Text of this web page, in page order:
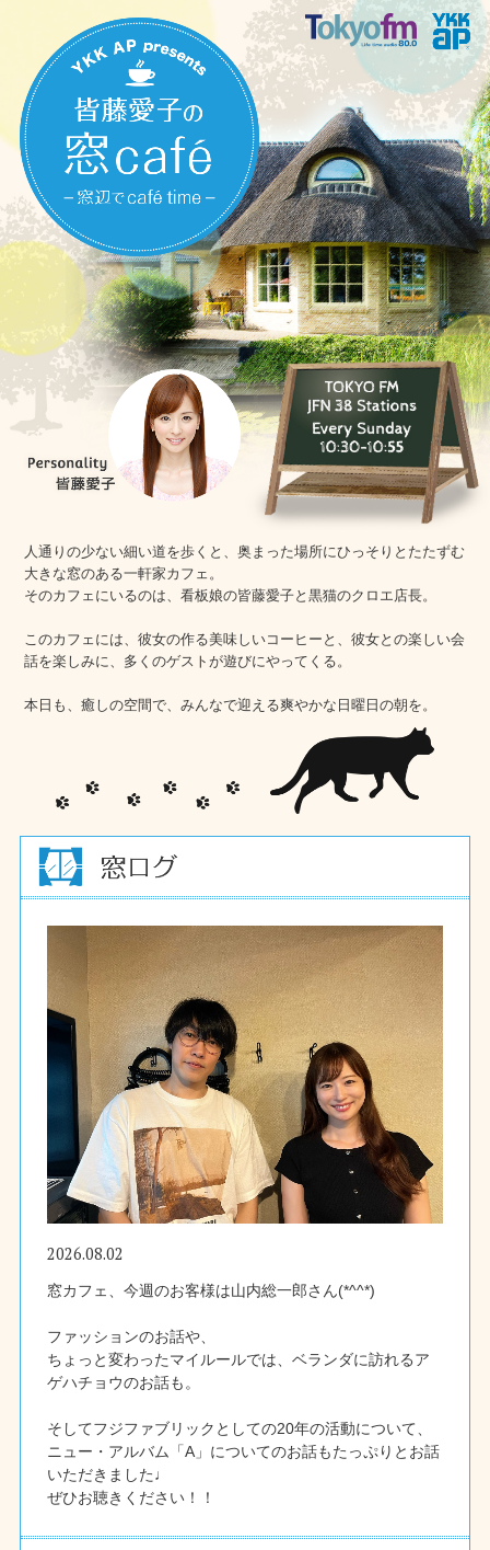
人通りの少ない細い道を歩くと、奥まった場所にひっそりとたたずむ
大きな窓のある一軒家カフェ。
そのカフェにいるのは、看板娘の皆藤愛子と黒猫のクロエ店長。
このカフェには、彼女の作る美味しいコーヒーと、彼女との楽しい会
話を楽しみに、多くのゲストが遊びにやってくる。
本日も、癒しの空間で、みんなで迎える爽やかな日曜日の朝を。
2026.08.02
窓カフェ、今週のお客様は山内総一郎さん(*^^*)
ファッションのお話や、
ちょっと変わったマイルールでは、ベランダに訪れるア
ゲハチョウのお話も。
そしてフジファブリックとしての20年の活動について、
ニュー・アルバム「A」についてのお話もたっぷりとお話
いただきました♩
ぜひお聴きください！！